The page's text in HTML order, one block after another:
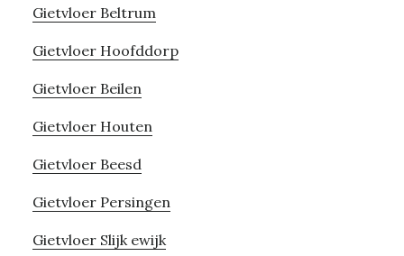
Gietvloer Beltrum
Gietvloer Hoofddorp
Gietvloer Beilen
Gietvloer Houten
Gietvloer Beesd
Gietvloer Persingen
Gietvloer Slijk ewijk